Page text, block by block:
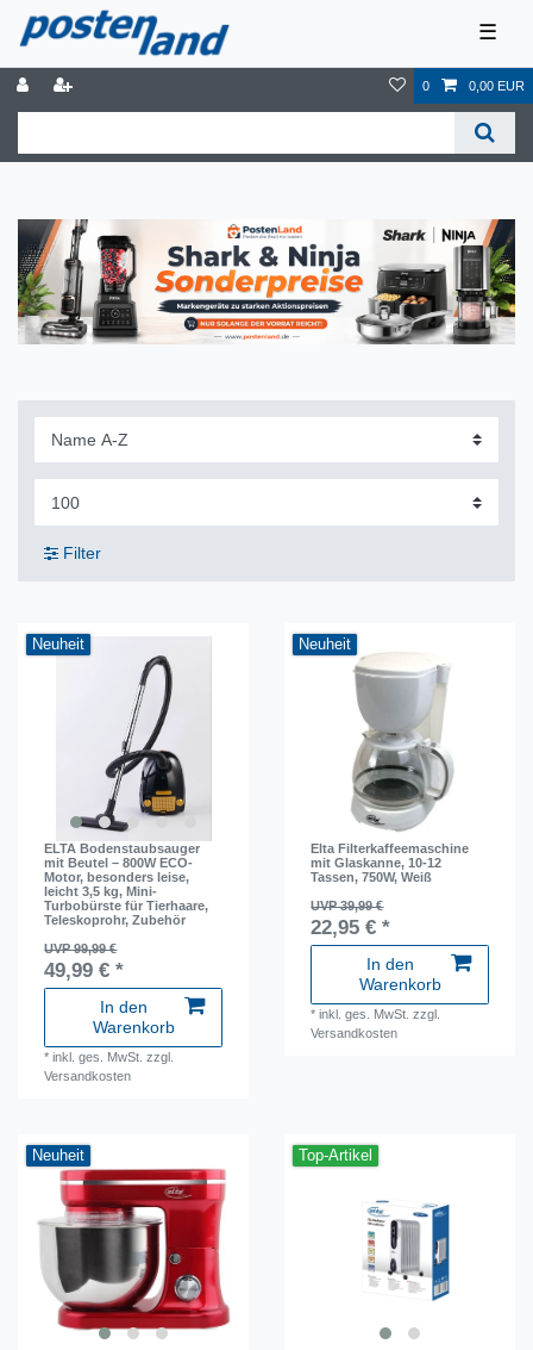
☰
0 0,00 EUR
Filter
Neuheit
ELTA Bodenstaubsauger
mit Beutel – 800W ECO-
Motor, besonders leise,
leicht 3,5 kg, Mini-
Turbobürste für Tierhaare,
Teleskoprohr, Zubehör
UVP 99,99 €
49,99 € *
In den
Warenkorb
*inkl. ges. MwSt. zzgl.
Versandkosten
Neuheit
Elta Filterkaffeemaschine
mit Glaskanne, 10-12
Tassen, 750W, Weiß
UVP 39,99 €
22,95 € *
In den
Warenkorb
*inkl. ges. MwSt. zzgl.
Versandkosten
Neuheit Top-Artikel